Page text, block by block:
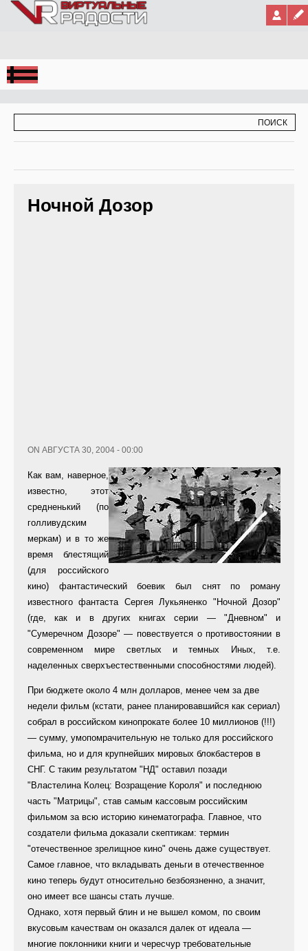
Jump to Navigation
Ночной Дозор
ON АВГУСТА 30, 2004 - 00:00
Как вам, наверное,
известно, этот
средненький (по
голливудским
меркам) и в то же
время блестящий
(для российского
кино) фантастический боевик был снят по роману
известного фантаста Сергея Лукьяненко "Ночной Дозор"
(где, как и в других книгах серии — "Дневном" и
"Сумеречном Дозоре" — повествуется о противостоянии в
современном мире светлых и темных Иных, т.е.
наделенных сверхъестественными способностями людей).
При бюджете около 4 млн долларов, менее чем за две
недели фильм (кстати, ранее планировавшийся как сериал)
собрал в российском кинопрокате более 10 миллионов (!!!)
— сумму, умопомрачительную не только для российского
фильма, но и для крупнейших мировых блокбастеров в
СНГ. С таким результатом "НД" оставил позади
"Властелина Колец: Возращение Короля" и последнюю
часть "Матрицы", став самым кассовым российским
фильмом за всю историю кинематографа. Главное, что
создатели фильма доказали скептикам: термин
"отечественное зрелищное кино" очень даже существует.
Самое главное, что вкладывать деньги в отечественное
кино теперь будут относительно безбоязненно, а значит,
оно имеет все шансы стать лучше.
Однако, хотя первый блин и не вышел комом, по своим
вкусовым качествам он оказался далек от идеала —
многие поклонники книги и чересчур требовательные